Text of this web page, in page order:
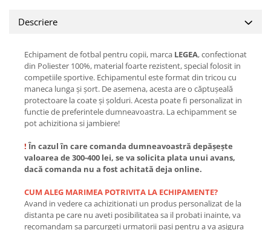
Descriere
Echipament de fotbal pentru copii, marca LEGEA, confectionat
din Poliester 100%, material foarte rezistent, special folosit in
competiile sportive. Echipamentul este format din tricou cu
maneca lunga și șort. De asemena, acesta are o căptușeală
protectoare la coate și șolduri. Acesta poate fi personalizat in
functie de preferintele dumneavoastra. La echipamment se
pot achizitiona si jambiere!
!În cazul în care comanda dumneavoastră depășește
valoarea de 300-400 lei, se va solicita plata unui avans,
dacă comanda nu a fost achitată deja online.
CUM ALEG MARIMEA POTRIVITA LA ECHIPAMENTE?
Avand in vedere ca achizitionati un produs personalizat de la
distanta pe care nu aveti posibilitatea sa il probati inainte, va
recomandam sa parcurgeti urmatorii pasi pentru a va asigura